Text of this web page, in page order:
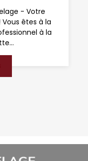
- Votre
êtes à la
à la